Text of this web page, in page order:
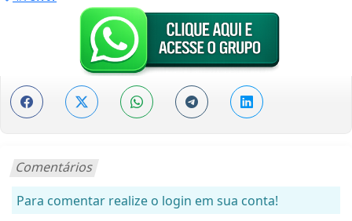
Comentários
Para comentar realize o login em sua conta!